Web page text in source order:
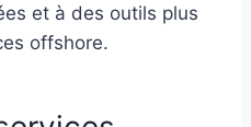
et à des outils plus
offshore.